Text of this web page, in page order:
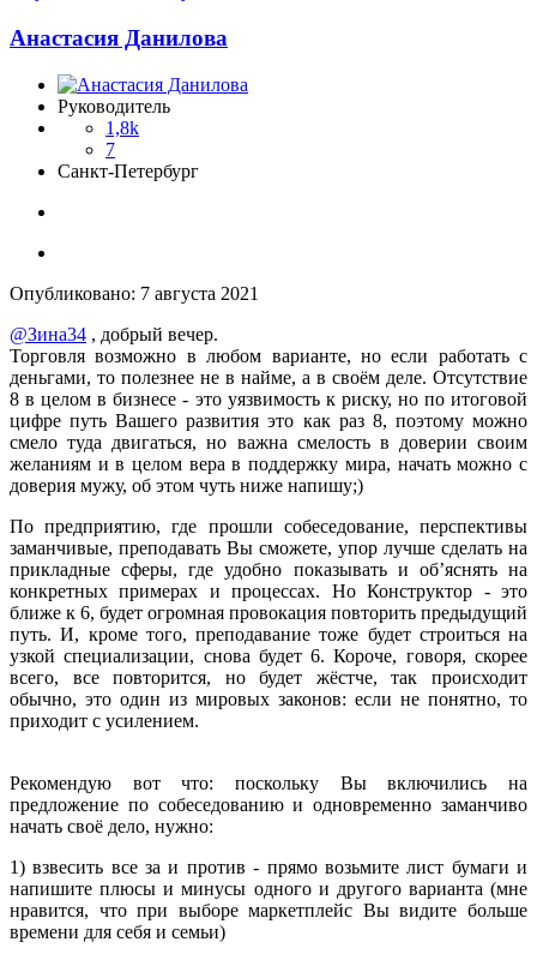
Анастасия Данилова
Руководитель
1,8k
7
Санкт-Петербург
Опубликовано: 7 августа 2021
@Зина34 , добрый вечер.
Торговля возможно в любом варианте, но если работать с
деньгами, то полезнее не в найме, а в своём деле. Отсутствие
8 в целом в бизнесе - это уязвимость к риску, но по итоговой
цифре путь Вашего развития это как раз 8, поэтому можно
смело туда двигаться, но важна смелость в доверии своим
желаниям и в целом вера в поддержку мира, начать можно с
доверия мужу, об этом чуть ниже напишу;)
По предприятию, где прошли собеседование, перспективы
заманчивые, преподавать Вы сможете, упор лучше сделать на
прикладные сферы, где удобно показывать и об’яснять на
конкретных примерах и процессах. Но Конструктор - это
ближе к 6, будет огромная провокация повторить предыдущий
путь. И, кроме того, преподавание тоже будет строиться на
узкой специализации, снова будет 6. Короче, говоря, скорее
всего, все повторится, но будет жёстче, так происходит
обычно, это один из мировых законов: если не понятно, то
приходит с усилением.
Рекомендую вот что: поскольку Вы включились на
предложение по собеседованию и одновременно заманчиво
начать своё дело, нужно:
1) взвесить все за и против - прямо возьмите лист бумаги и
напишите плюсы и минусы одного и другого варианта (мне
нравится, что при выборе маркетплейс Вы видите больше
времени для себя и семьи)